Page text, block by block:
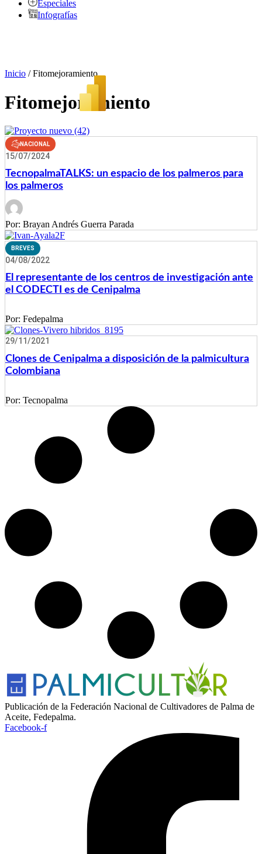
Especiales
Infografías
Inicio /Fitomejoramiento
Fitomejoramiento
NACIONAL
15/07/2024
TecnopalmaTALKS: un espacio de los palmeros para
los palmeros
Por: Brayan Andrés Guerra Parada
BREVES
04/08/2022
El representante de los centros de investigación ante
el CODECTI es de Cenipalma
Por: Fedepalma
29/11/2021
Clones de Cenipalma a disposición de la palmicultura
Colombiana
Por: Tecnopalma
Publicación de la Federación Nacional de Cultivadores de Palma de
Aceite, Fedepalma.
Facebook-f